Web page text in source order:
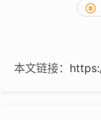
本文链接：